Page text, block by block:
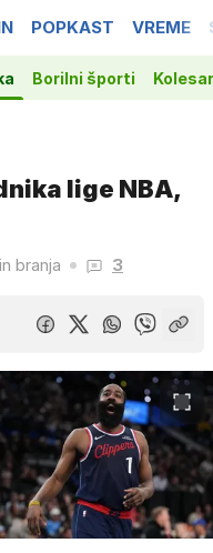
POPKAST VREME
Borilni športi
lige NBA,
branja 3